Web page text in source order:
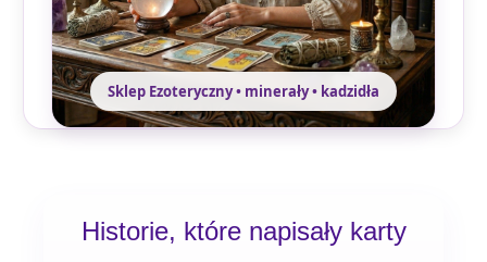
Sklep Ezoteryczny • minerały • kadzidła
Historie, które napisały karty